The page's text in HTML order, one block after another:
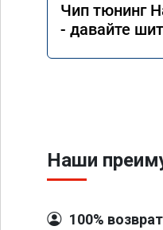
Чип тюнинг
- давайте
Наши
100%